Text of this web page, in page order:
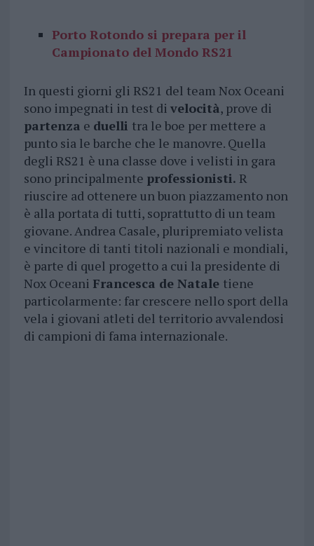
Porto Rotondo si prepara per il
Campionato del Mondo RS21
In questi giorni gli RS21 del team Nox Oceani
sono impegnati in test di velocità, prove di
partenza e duelli tra le boe per mettere a
punto sia le barche che le manovre. Quella
degli RS21 è una classe dove i velisti in gara
sono principalmente professionisti. R
riuscire ad ottenere un buon piazzamento non
è alla portata di tutti, soprattutto di un team
giovane. Andrea Casale, pluripremiato velista
e vincitore di tanti titoli nazionali e mondiali,
è parte di quel progetto a cui la presidente di
Nox Oceani Francesca de Natale tiene
particolarmente: far crescere nello sport della
vela i giovani atleti del territorio avvalendosi
di campioni di fama internazionale.